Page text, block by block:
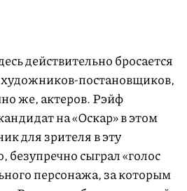
действительно бросается
постановщиков,
же, актеров. Рэйф
на «Оскар» в этом
для зрителя в эту
сыграл «голос
персонажа, за которым